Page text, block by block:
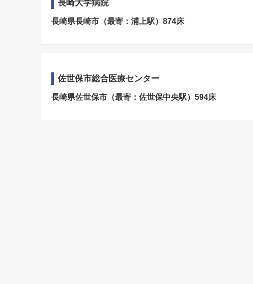
長崎大学病院
長崎県長崎市（最寄：浦上駅）874床
佐世保市総合医療センター
長崎県佐世保市（最寄：佐世保中央駅）594床